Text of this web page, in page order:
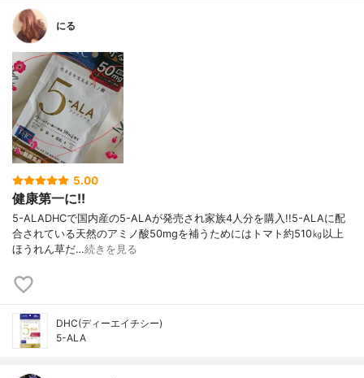
にる
5.00
健康第一に!!
5-ALADHCで国内産の5-ALAが発売され家族4人分を購入!!5-ALAに配
合されている天然のアミノ酸50mgを補うためにはトマト約510㎏以上
ほうれん草だ…続きを見る
DHC(ディーエイチシー)
5-ALA